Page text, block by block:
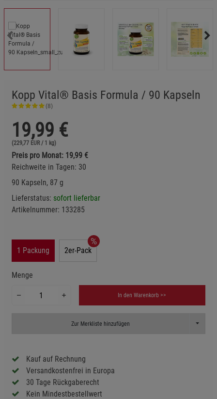
Kopp Vital® Basis Formula / 90 Kapseln
(8)
19,99 €
(229,77 EUR / 1 kg)
Preis pro Monat: 19,99 €
Reichweite in Tagen: 30
90 Kapseln, 87 g
Lieferstatus: sofort lieferbar
Artikelnummer: 133285
1 Packung 2er-Pack
Menge
In den Warenkorb >>
Zur Merkliste hinzufügen Toggle
Kauf auf Rechnung
Versandkostenfrei in Europa
30 Tage Rückgaberecht
Kein Mindestbestellwert